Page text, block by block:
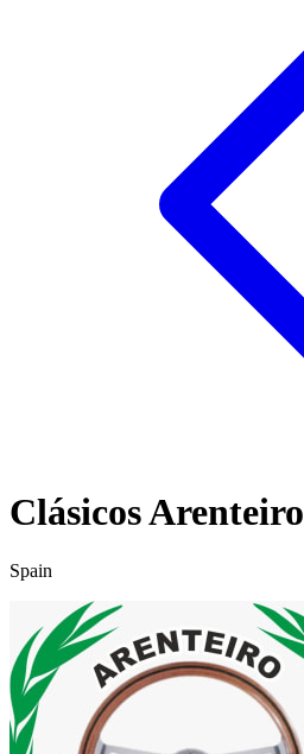
Clásicos Arenteiro
Spain